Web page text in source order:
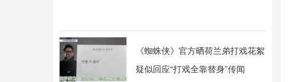
《蜘蛛侠》官方晒荷兰弟打戏花絮
疑似回应“打戏全靠替身”传闻